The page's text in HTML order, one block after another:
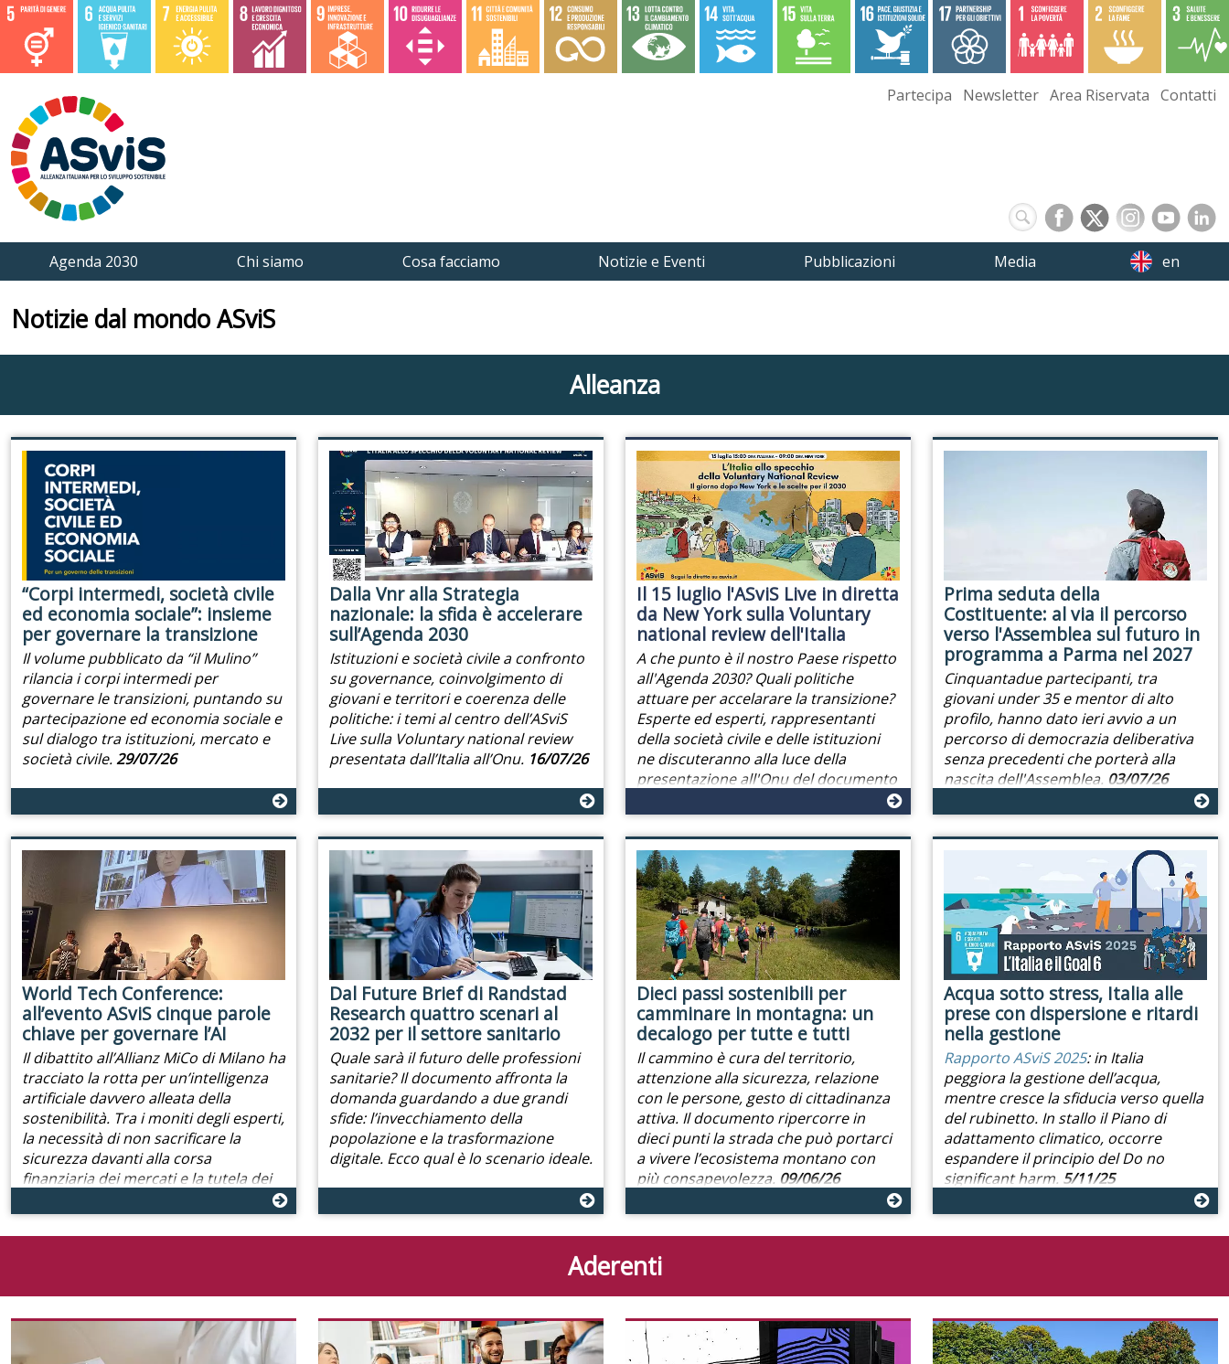
Partecipa Newsletter Area Riservata Contatti
Agenda 2030 Chi siamo Cosa facciamo Notizie e Eventi Pubblicazioni Media en
Notizie dal mondo ASviS
Alleanza
“Corpi intermedi, società civile
ed economia sociale”: insieme
per governare la transizione
Il volume pubblicato da “il Mulino”
rilancia i corpi intermedi per
governare le transizioni, puntando su
partecipazione ed economia sociale e
sul dialogo tra istituzioni, mercato e
società civile.29/07/26
Dalla Vnr alla Strategia
nazionale: la sfida è accelerare
sull’Agenda 2030
Istituzioni e società civile a confronto
su governance, coinvolgimento di
giovani e territori e coerenza delle
politiche: i temi al centro dell’ASviS
Live sulla Voluntary national review
presentata dall’Italia all’Onu. 16/07/26
Il 15 luglio l'ASviS Live in diretta
da New York sulla Voluntary
national review dell'Italia
A che punto è il nostro Paese rispetto
all'Agenda 2030? Quali politiche
attuare per accelarare la transizione?
Esperte ed esperti, rappresentanti
della società civile e delle istituzioni
ne discuteranno alla luce della
presentazione all'Onu del documento
Prima seduta della
Costituente: al via il percorso
verso l'Assemblea sul futuro in
programma a Parma nel 2027
Cinquantadue partecipanti, tra
giovani under 35 e mentor di alto
profilo, hanno dato ieri avvio a un
percorso di democrazia deliberativa
senza precedenti che porterà alla
nascita dell'Assemblea. 03/07/26
World Tech Conference:
all’evento ASviS cinque parole
chiave per governare l’AI
Il dibattito all’Allianz MiCo di Milano ha
tracciato la rotta per un’intelligenza
artificiale davvero alleata della
sostenibilità. Tra i moniti degli esperti,
la necessità di non sacrificare la
sicurezza davanti alla corsa
finanziaria dei mercati e la tutela dei
Dal Future Brief di Randstad
Research quattro scenari al
2032 per il settore sanitario
Quale sarà il futuro delle professioni
sanitarie? Il documento affronta la
domanda guardando a due grandi
sfide: l’invecchiamento della
popolazione e la trasformazione
digitale. Ecco qual è lo scenario ideale.
Dieci passi sostenibili per
camminare in montagna: un
decalogo per tutte e tutti
Il cammino è cura del territorio,
attenzione alla sicurezza, relazione
con le persone, gesto di cittadinanza
attiva. Il documento ripercorre in
dieci punti la strada che può portarci
a vivere l’ecosistema montano con
più consapevolezza. 09/06/26
Acqua sotto stress, Italia alle
prese con dispersione e ritardi
nella gestione
Rapporto ASviS 2025: in Italia
peggiora la gestione dell’acqua,
mentre cresce la sfiducia verso quella
del rubinetto. In stallo il Piano di
adattamento climatico, occorre
espandere il principio del Do no
significant harm. 5/11/25
Aderenti